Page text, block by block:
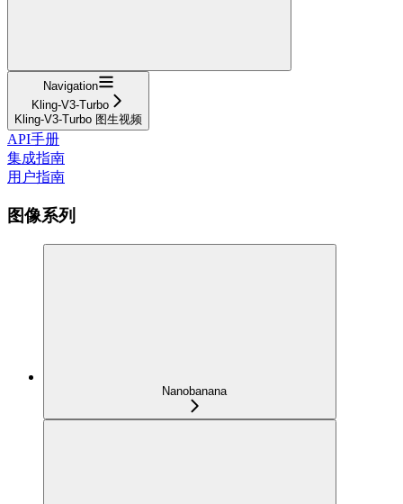
Navigation
Kling-V3-Turbo
Kling-V3-Turbo 图生视频
API手册
集成指南
用户指南
图像系列
Nanobanana